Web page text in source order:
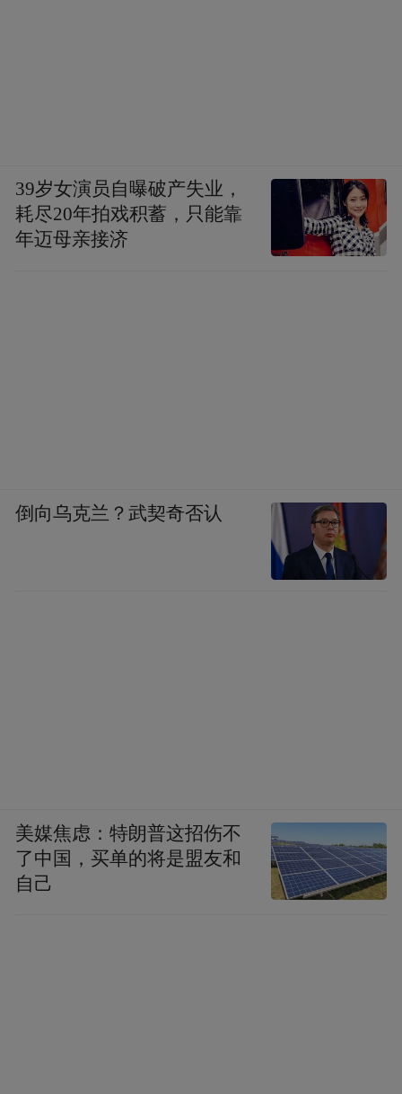
39岁女演员自曝破产失业，
耗尽20年拍戏积蓄，只能靠
年迈母亲接济
倒向乌克兰？武契奇否认
美媒焦虑：特朗普这招伤不
了中国，买单的将是盟友和
自己